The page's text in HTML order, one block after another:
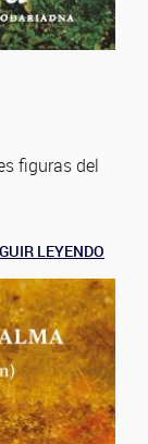
figuras del
LEYENDO